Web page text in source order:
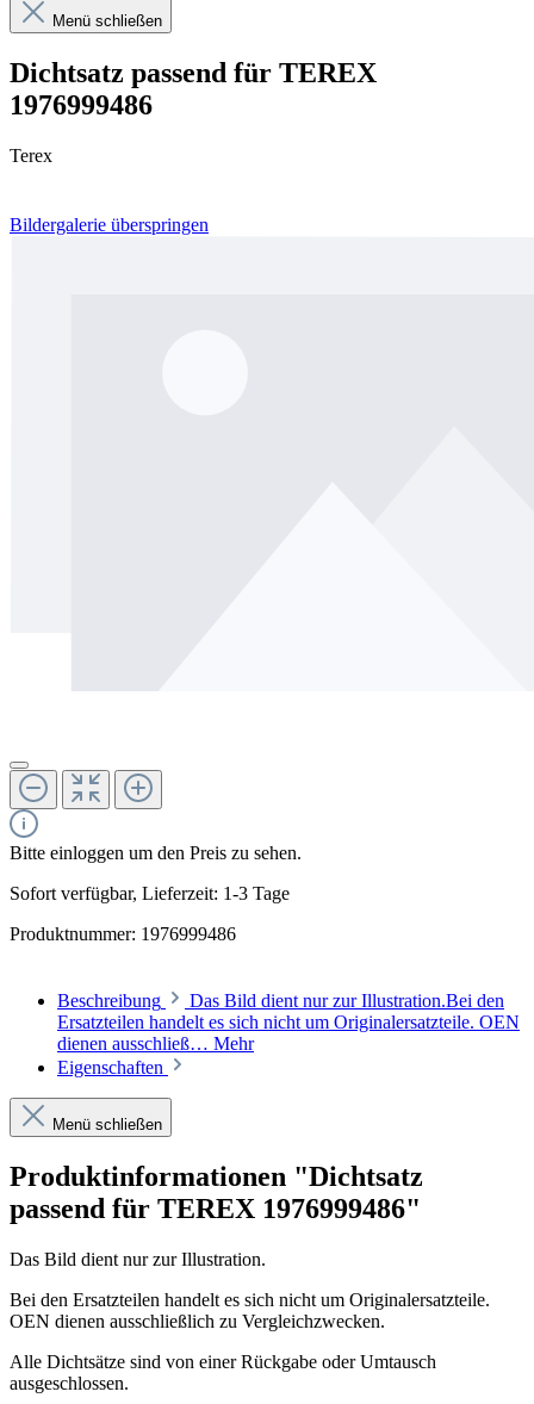
Menü schließen
Dichtsatz passend für TEREX
1976999486
Terex
Bildergalerie überspringen
Bitte einloggen um den Preis zu sehen.
Sofort verfügbar, Lieferzeit: 1-3 Tage
Produktnummer: 1976999486
Beschreibung
Das Bild dient nur zur Illustration.Bei den
Ersatzteilen handelt es sich nicht um Originalersatzteile. OEN
dienen ausschließ… Mehr
Eigenschaften
Menü schließen
Produktinformationen "Dichtsatz
passend für TEREX 1976999486"
Das Bild dient nur zur Illustration.
Bei den Ersatzteilen handelt es sich nicht um Originalersatzteile.
OEN dienen ausschließlich zu Vergleichzwecken.
Alle Dichtsätze sind von einer Rückgabe oder Umtausch
ausgeschlossen.